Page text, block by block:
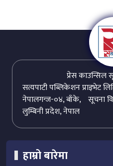
प्रेस
सत्यपाटी पब्लिकेशन प्राइभेट
सूचना
नेपालगन्ज-०४, बाँके,
लुम्बिनी प्रदेश, नेपाल
हाम्रो बारेमा